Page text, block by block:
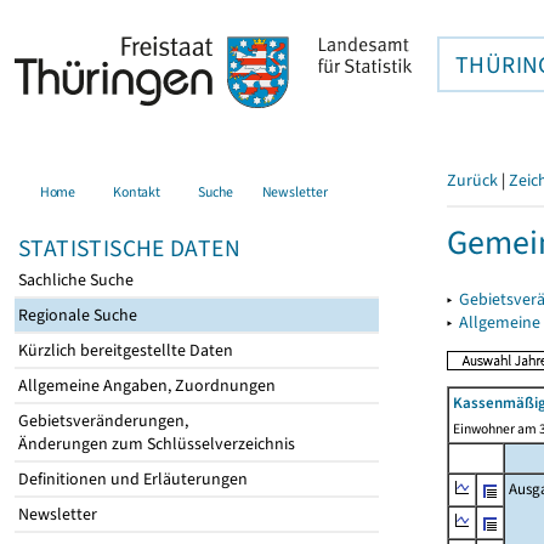
Home Kontakt Suche Newsletter
STATISTISCHE DATEN
Sachliche Suche
Regionale Suche
Kürzlich bereitgestellte Daten
Allgemeine Angaben, Zuordnungen
Gebietsveränderungen,
Änderungen zum Schlüsselverzeichnis
Definitionen und Erläuterungen
Newsletter
Zurück |
▸
▸
Einwohner am